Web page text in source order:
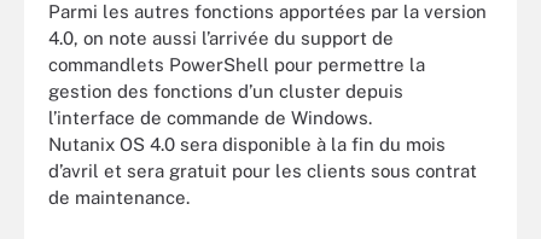
Parmi les autres fonctions apportées par la version
4.0, on note aussi l’arrivée du support de
commandlets PowerShell pour permettre la
gestion des fonctions d’un cluster depuis
l’interface de commande de Windows.
Nutanix OS 4.0 sera disponible à la fin du mois
d’avril et sera gratuit pour les clients sous contrat
de maintenance.